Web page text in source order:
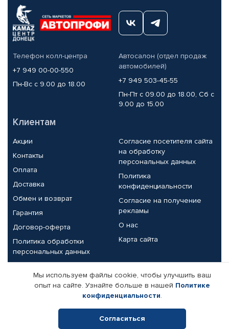
Телефон колл-центра
+7 949 00-00-550
Пн-Вс с 9.00 до 18.00
Автосалон (отдел продаж
автомобилей)
+7 949 503-45-55
Пн-Пт с 09.00 до 18.00, Сб с
9.00 до 15.00
Клиентам
Акции
Контакты
Оплата
Доставка
Обмен и возврат
Гарантия
Договор-оферта
Политика обработки
персональных данных
Согласие посетителя сайта
на обработку
персональных данных
Политика
конфиденциальности
Согласие на получение
рекламы
О нас
Карта сайта
Партнерам
Корпоративным клиентам
Поставщикам
Реквизиты компании
Мы используем файлы cookie, чтобы улучшить ваш
опыт на сайте. Узнайте больше в нашей Политике
конфиденциальности.
Согласиться